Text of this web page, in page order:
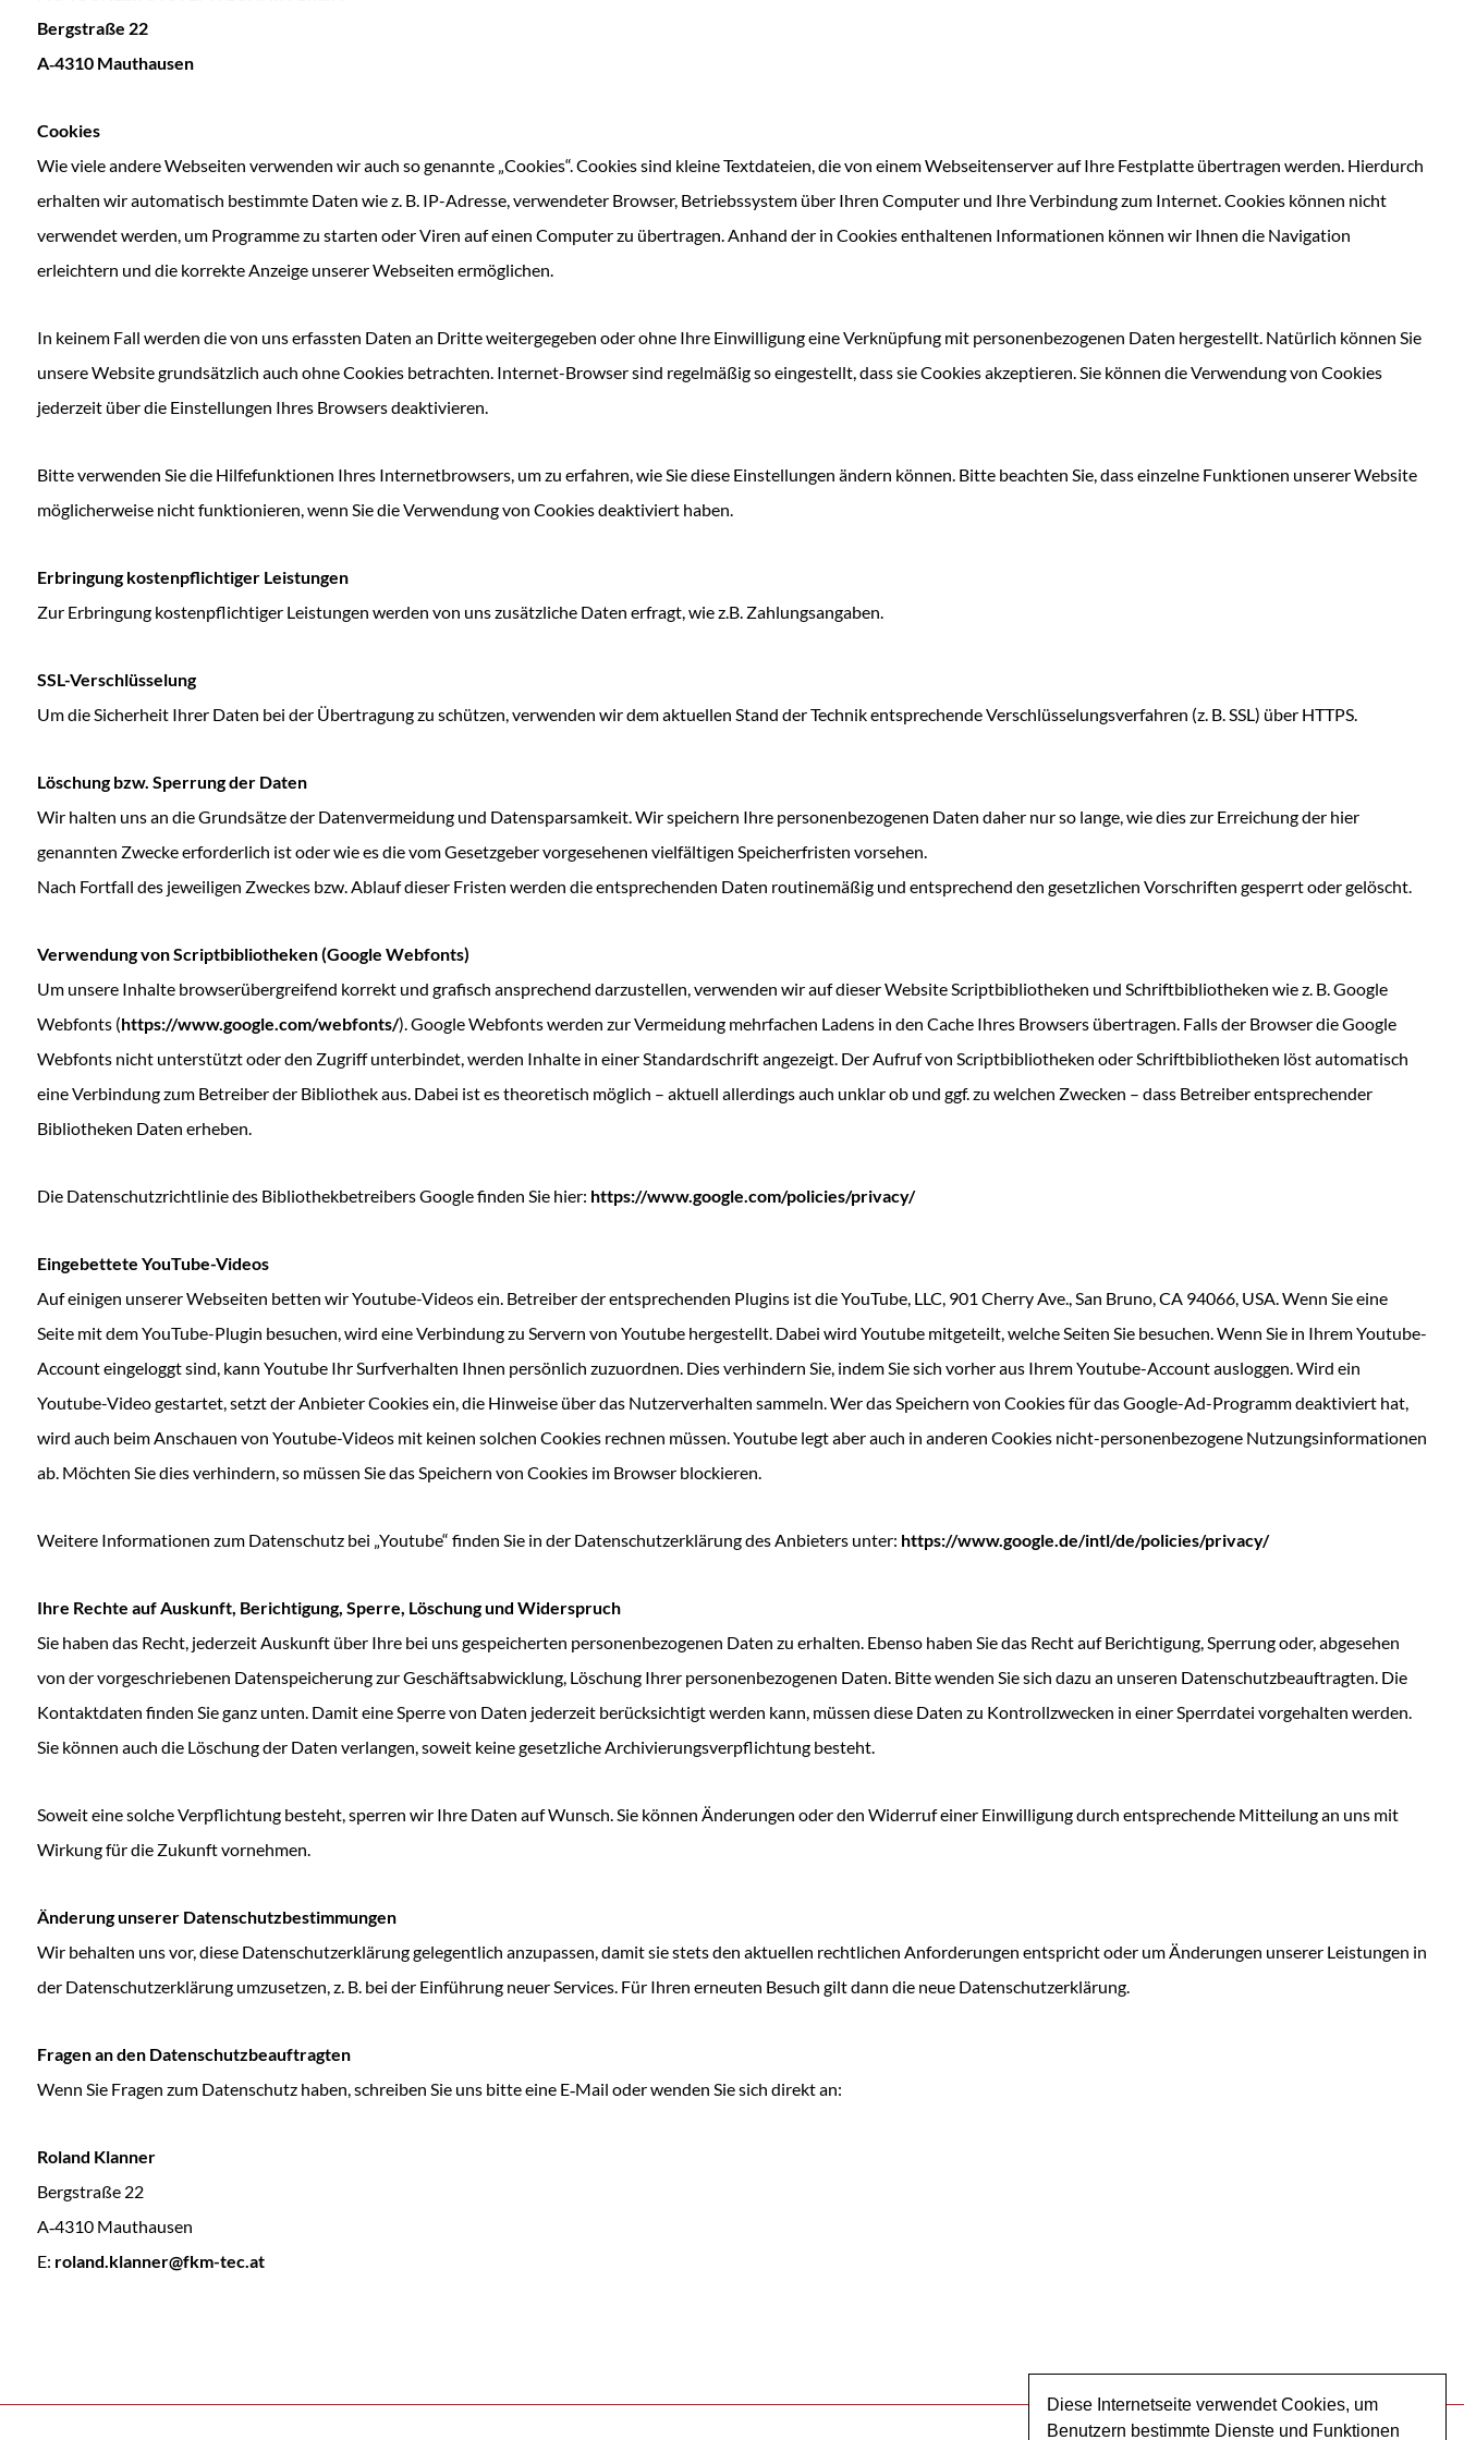
Diese Internetseite verwendet Cookies, um
Benutzern bestimmte Dienste und Funktionen
Bergstraße 22
A‑4310 Mauthausen
Cookies
Wie viele andere Webseiten verwenden wir auch so genannte „Cookies“. Cookies sind kleine Textdateien, die von einem Webseitenserver auf Ihre Festplatte übertragen werden. Hierdurch
erhalten wir automatisch bestimmte Daten wie z. B. IP-​Adresse, verwendeter Browser, Betriebssystem über Ihren Computer und Ihre Verbindung zum Internet. Cookies können nicht
verwendet werden, um Programme zu starten oder Viren auf einen Computer zu übertragen. Anhand der in Cookies enthaltenen Informationen können wir Ihnen die Navigation
erleichtern und die korrekte Anzeige unserer Webseiten ermöglichen.
In keinem Fall werden die von uns erfassten Daten an Dritte weitergegeben oder ohne Ihre Einwilligung eine Verknüpfung mit personenbezogenen Daten hergestellt. Natürlich können Sie
unsere Website grundsätzlich auch ohne Cookies betrachten. Internet-​Browser sind regelmäßig so eingestellt, dass sie Cookies akzeptieren. Sie können die Verwendung von Cookies
jederzeit über die Einstellungen Ihres Browsers deaktivieren.
Bitte verwenden Sie die Hilfefunktionen Ihres Internetbrowsers, um zu erfahren, wie Sie diese Einstellungen ändern können. Bitte beachten Sie, dass einzelne Funktionen unserer Website
möglicherweise nicht funktionieren, wenn Sie die Verwendung von Cookies deaktiviert haben.
Erbringung kostenpflichtiger Leistungen
Zur Erbringung kostenpflichtiger Leistungen werden von uns zusätzliche Daten erfragt, wie z.B. Zahlungsangaben.
SSL-​Verschlüsselung
Um die Sicherheit Ihrer Daten bei der Übertragung zu schützen, verwenden wir dem aktuellen Stand der Technik entsprechende Verschlüsselungsverfahren (z. B. SSL) über HTTPS.
Löschung bzw. Sperrung der Daten
Wir halten uns an die Grundsätze der Datenvermeidung und Datensparsamkeit. Wir speichern Ihre personenbezogenen Daten daher nur so lange, wie dies zur Erreichung der hier
genannten Zwecke erforderlich ist oder wie es die vom Gesetzgeber vorgesehenen vielfältigen Speicherfristen vorsehen.
Nach Fortfall des jeweiligen Zweckes bzw. Ablauf dieser Fristen werden die entsprechenden Daten routinemäßig und entsprechend den gesetzlichen Vorschriften gesperrt oder gelöscht.
Verwendung von Scriptbibliotheken (Google Webfonts)
Um unsere Inhalte browserübergreifend korrekt und grafisch ansprechend darzustellen, verwenden wir auf dieser Website Scriptbibliotheken und Schriftbibliotheken wie z. B. Google
Webfonts (https://​www​.google​.com/​w​e​b​f​o​n​ts/). Google Webfonts werden zur Vermeidung mehrfachen Ladens in den Cache Ihres Browsers übertragen. Falls der Browser die Google
Webfonts nicht unterstützt oder den Zugriff unterbindet, werden Inhalte in einer Standardschrift angezeigt. Der Aufruf von Scriptbibliotheken oder Schriftbibliotheken löst automatisch
eine Verbindung zum Betreiber der Bibliothek aus. Dabei ist es theoretisch möglich – aktuell allerdings auch unklar ob und ggf. zu welchen Zwecken – dass Betreiber entsprechender
Bibliotheken Daten erheben.
Die Datenschutzrichtlinie des Bibliothekbetreibers Google finden Sie hier: https://​www​.google​.com/​p​o​l​i​c​i​e​s​/​p​r​i​v​a​cy/
Eingebettete YouTube-​Videos
Auf einigen unserer Webseiten betten wir Youtube-​Videos ein. Betreiber der entsprechenden Plugins ist die YouTube, LLC, 901 Cherry Ave., San Bruno, CA 94066, USA. Wenn Sie eine
Seite mit dem YouTube-​Plugin besuchen, wird eine Verbindung zu Servern von Youtube hergestellt. Dabei wird Youtube mitgeteilt, welche Seiten Sie besuchen. Wenn Sie in Ihrem Youtube-​
Account eingeloggt sind, kann Youtube Ihr Surfverhalten Ihnen persönlich zuzuordnen. Dies verhindern Sie, indem Sie sich vorher aus Ihrem Youtube-​Account ausloggen. Wird ein
Youtube-​Video gestartet, setzt der Anbieter Cookies ein, die Hinweise über das Nutzerverhalten sammeln. Wer das Speichern von Cookies für das Google-​Ad-​Programm deaktiviert hat,
wird auch beim Anschauen von Youtube-​Videos mit keinen solchen Cookies rechnen müssen. Youtube legt aber auch in anderen Cookies nicht-​personenbezogene Nutzungsinformationen
ab. Möchten Sie dies verhindern, so müssen Sie das Speichern von Cookies im Browser blockieren.
Weitere Informationen zum Datenschutz bei „Youtube“ finden Sie in der Datenschutzerklärung des Anbieters unter: https://​www​.google​.de/​i​n​t​l​/​d​e​/​p​o​l​i​c​i​e​s​/​p​r​i​v​a​cy/
Ihre Rechte auf Auskunft, Berichtigung, Sperre, Löschung und Widerspruch
Sie haben das Recht, jederzeit Auskunft über Ihre bei uns gespeicherten personenbezogenen Daten zu erhalten. Ebenso haben Sie das Recht auf Berichtigung, Sperrung oder, abgesehen
von der vorgeschriebenen Datenspeicherung zur Geschäftsabwicklung, Löschung Ihrer personenbezogenen Daten. Bitte wenden Sie sich dazu an unseren Datenschutzbeauftragten. Die
Kontaktdaten finden Sie ganz unten. Damit eine Sperre von Daten jederzeit berücksichtigt werden kann, müssen diese Daten zu Kontrollzwecken in einer Sperrdatei vorgehalten werden.
Sie können auch die Löschung der Daten verlangen, soweit keine gesetzliche Archivierungsverpflichtung besteht.
Soweit eine solche Verpflichtung besteht, sperren wir Ihre Daten auf Wunsch. Sie können Änderungen oder den Widerruf einer Einwilligung durch entsprechende Mitteilung an uns mit
Wirkung für die Zukunft vornehmen.
Änderung unserer Datenschutzbestimmungen
Wir behalten uns vor, diese Datenschutzerklärung gelegentlich anzupassen, damit sie stets den aktuellen rechtlichen Anforderungen entspricht oder um Änderungen unserer Leistungen in
der Datenschutzerklärung umzusetzen, z. B. bei der Einführung neuer Services. Für Ihren erneuten Besuch gilt dann die neue Datenschutzerklärung.
Fragen an den Datenschutzbeauftragten
Wenn Sie Fragen zum Datenschutz haben, schreiben Sie uns bitte eine E‑Mail oder wenden Sie sich direkt an:
Roland Klanner
Bergstraße 22
A‑4310 Mauthausen
E: roland.klanner@fkm-tec.at